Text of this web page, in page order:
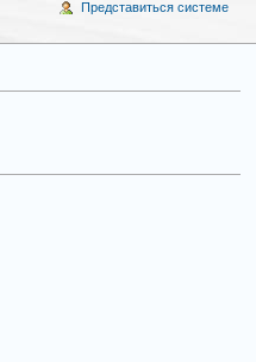
Представиться системе